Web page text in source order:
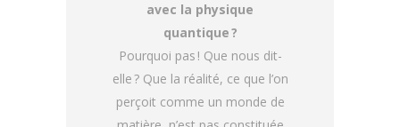
avec la physique
quantique ?
Pourquoi pas ! Que nous dit-
elle ? Que la réalité, ce que l’on
perçoit comme un monde de